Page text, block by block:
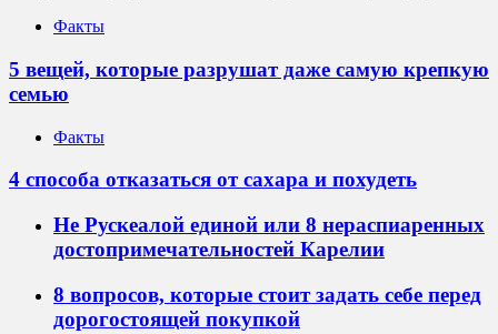
Факты
5 вещей, которые разрушат даже самую крепкую
семью
Факты
4 способа отказаться от сахара и похудеть
Не Рускеалой единой или 8 нераспиаренных
достопримечательностей Карелии
8 вопросов, которые стоит задать себе перед
дорогостоящей покупкой